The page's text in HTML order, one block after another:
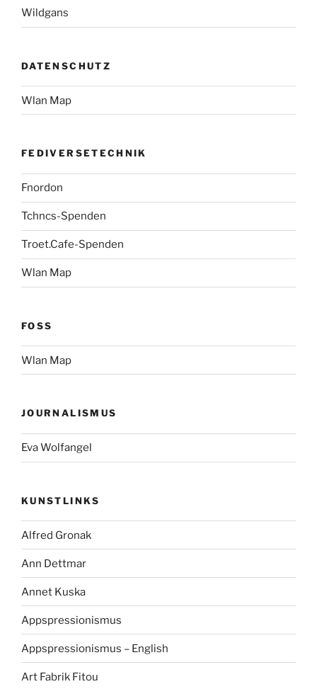
Wildgans
DATENSCHUTZ
Wlan Map
FEDIVERSETECHNIK
Fnordon
Tchncs-Spenden
Troet.Cafe-Spenden
Wlan Map
FOSS
Wlan Map
JOURNALISMUS
Eva Wolfangel
KUNSTLINKS
Alfred Gronak
Ann Dettmar
Annet Kuska
Appspressionismus
Appspressionismus – English
Art Fabrik Fitou